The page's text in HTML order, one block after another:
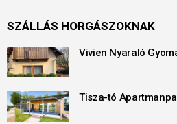
SZÁLLÁS HORGÁSZOKNAK
Vivien Nyaraló
Tisza-tó